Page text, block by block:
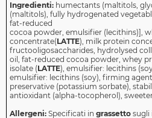
Ingredienti: humectants (maltitols,
(maltitols), fully hydrogenated
fat-reduced
cocoa powder, emulsifier (lecithins)],
concentrate(LATTE), milk protein
fructooligosaccharides, hydrolysed
oil, fat-reduced cocoa powder, whey
isolate (LATTE), emulsifier: lecithins
emulsifier: lecithins (soy), firming
preservative (potassium sorbate),
antioxidant (alpha-tocopherol),
Allergeni: Specificati in grassetto sugli